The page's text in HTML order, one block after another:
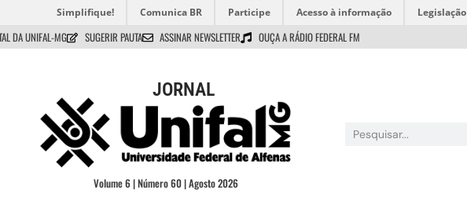
Simplifique! Comunica BR Participe Acesso à informação Legislação
DA UNIFAL-MG SUGERIR PAUTA ASSINAR NEWSLETTER OUÇA A RÁDIO FEDERAL FM
JORNAL
Volume 6 | Número 60 | Agosto 2026